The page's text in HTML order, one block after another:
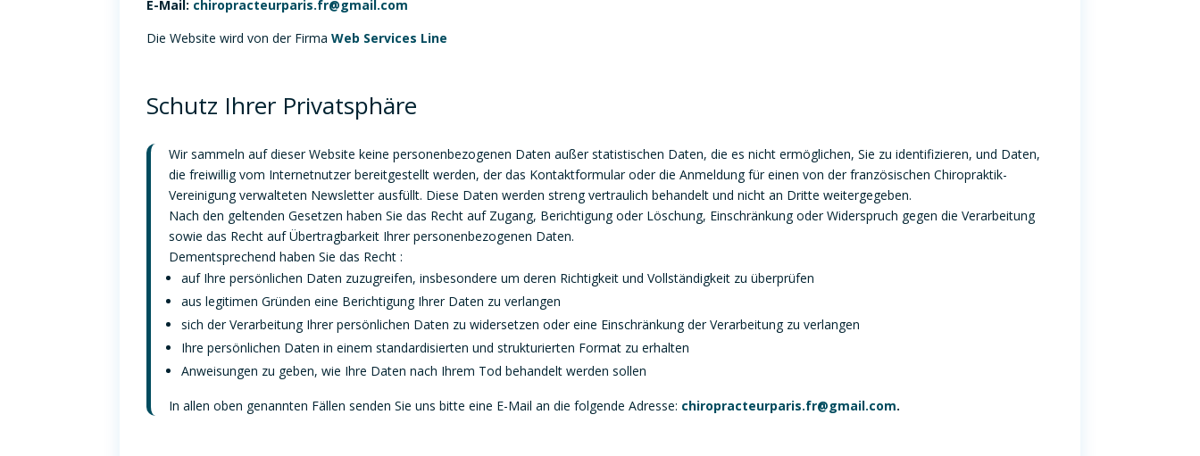
E-Mail: chiropracteurparis.fr@gmail.com
Die Website wird von der FirmaWeb Services Line
Schutz Ihrer Privatsphäre
Wir sammeln auf dieser Website keine personenbezogenen Daten außer statistischen Daten, die es nicht ermöglichen, Sie zu identifizieren, und Daten,
die freiwillig vom Internetnutzer bereitgestellt werden, der das Kontaktformular oder die Anmeldung für einen von der französischen Chiropraktik-
Vereinigung verwalteten Newsletter ausfüllt. Diese Daten werden streng vertraulich behandelt und nicht an Dritte weitergegeben.
Nach den geltenden Gesetzen haben Sie das Recht auf Zugang, Berichtigung oder Löschung, Einschränkung oder Widerspruch gegen die Verarbeitung
sowie das Recht auf Übertragbarkeit Ihrer personenbezogenen Daten.
Dementsprechend haben Sie das Recht :
auf Ihre persönlichen Daten zuzugreifen, insbesondere um deren Richtigkeit und Vollständigkeit zu überprüfen
aus legitimen Gründen eine Berichtigung Ihrer Daten zu verlangen
sich der Verarbeitung Ihrer persönlichen Daten zu widersetzen oder eine Einschränkung der Verarbeitung zu verlangen
Ihre persönlichen Daten in einem standardisierten und strukturierten Format zu erhalten
Anweisungen zu geben, wie Ihre Daten nach Ihrem Tod behandelt werden sollen
In allen oben genannten Fällen senden Sie uns bitte eine E-Mail an die folgende Adresse: chiropracteurparis.fr@gmail.com.